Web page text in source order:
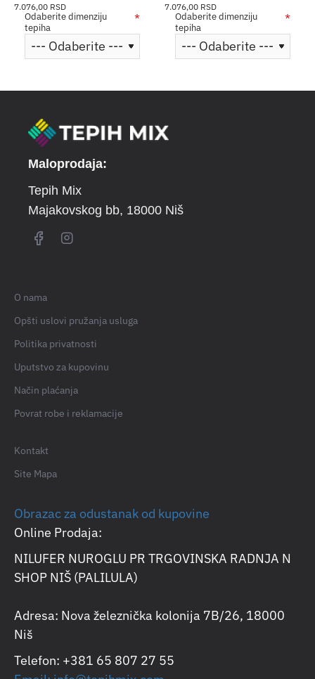
7.076,00 RSD
Odaberite dimenziju
tepiha
7.076,00 RSD
Odaberite dimenziju
tepiha
Maloprodaja:
Tepih Mix
Majakovskog bb, 18000 Niš
O nama
Opšti uslovi pružanja usluga
Politika privatnosti
Uputstvo za kupovinu
Način plaćanja
Povrat robe i reklamacije
Kontakt
Site Mapa
Obrazac za odustanak od kupovine
Online Prodaja:
NILUFER NUROGLU PR TRGOVINSKA RADNJA N
SHOP NIŠ (PALILULA)
Adresa: Nova železnička kolonija 7B/26, 18000
Niš
Telefon: +381 65 807 27 55